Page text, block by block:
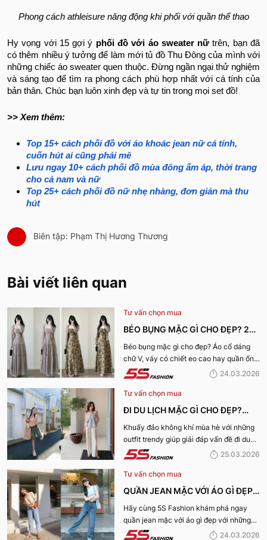
Phong cách athleisure năng động khi phối với quần thể thao
Hy vọng với 15 gợi ý phối đồ với áo sweater nữ trên, bạn đã
có thêm nhiều ý tưởng để làm mới tủ đồ Thu Đông của mình với
những chiếc áo sweater quen thuộc. Đừng ngần ngại thử nghiệm
và sáng tạo để tìm ra phong cách phù hợp nhất với cá tính của
bản thân. Chúc bạn luôn xinh đẹp và tự tin trong mọi set đồ!
>> Xem thêm:
Top 15+ cách phối đồ với áo khoác jean nữ cá tính,
cuốn hút ai cũng phải mê
Lưu ngay 10+ cách phối đồ mùa đông ấm áp, thời trang
cho cả nam và nữ
Top 25+ cách phối đồ nữ nhẹ nhàng, đơn giản mà thu
hút
Biên tập: Phạm Thị Hương Thương
Bài viết liên quan
Tư vấn chọn mua
BÉO BỤNG MẶC GÌ CHO ĐẸP? 29+
OUTFIT CHE BỤNG, HACK DÁNG
CHO NÀNG
Béo bụng mặc gì cho đẹp? Áo cổ dáng
chữ V, váy có chiết eo cao hay quần ống
rộng cạp cao là lựa chọn tuyệt vời. 5S
để tạo outfit tuyệt nhất.
24.03.2026
Tư vấn chọn mua
ĐI DU LỊCH MẶC GÌ CHO ĐẸP?
NHỮNG MÓN ĐỒ KHÔNG THỂ
THIẾU CHO CHUYẾN DU LỊCH
MÙA HÈ
Khuấy đảo không khí mùa hè với những
outfit trendy giúp giải đáp vấn đề đi du
lịch mặc gì cho đẹp qua bài viết dưới
25.03.2026
Tư vấn chọn mua
QUẦN JEAN MẶC VỚI ÁO GÌ ĐẸP?
15+ OUTFIT QUẦN JEANS PHỐI
ÁO MÙA HÈ 2026
Hãy cùng 5S Fashion khám phá ngay
quần jean mặc với áo gì đẹp với những
outfit vạn người mê dưới đây! 24.03.2026